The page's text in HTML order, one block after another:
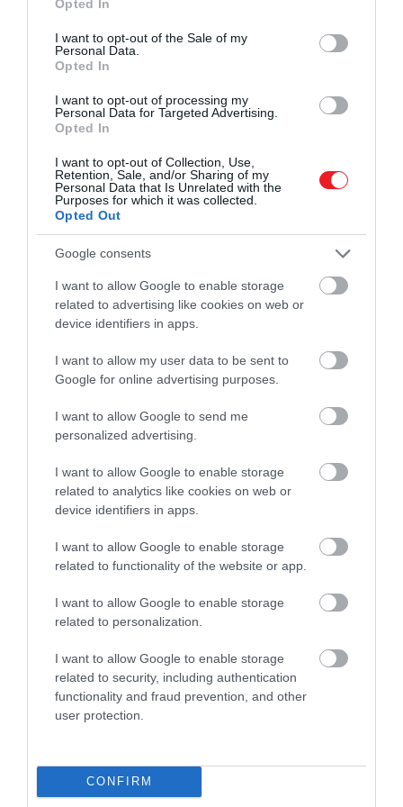
use your data for below specified purposes in below Google
consent section.
Opted In
I want to opt-out of the Sale of my
Personal Data.
Opted In
I want to opt-out of processing my
Personal Data for Targeted Advertising.
Opted In
I want to opt-out of Collection, Use,
Retention, Sale, and/or Sharing of my
Personal Data that Is Unrelated with the
Purposes for which it was collected.
Opted Out
Google consents
I want to allow Google to enable storage
related to advertising like cookies on web or
device identifiers in apps.
I want to allow my user data to be sent to
Google for online advertising purposes.
I want to allow Google to send me
personalized advertising.
I want to allow Google to enable storage
related to analytics like cookies on web or
device identifiers in apps.
I want to allow Google to enable storage
related to functionality of the website or app.
I want to allow Google to enable storage
related to personalization.
I want to allow Google to enable storage
related to security, including authentication
functionality and fraud prevention, and other
user protection.
CONFIRM
2024 februárjában komoly lélektani határt
lépett át a hazai albérletpiac: a KSH-
ingatlan.com-lakbérindex alapján a 2015-
ös árakhoz képest megduplázódtak az
nem volt ilyen súlyos a drágulás, a
fővárosban bérlők sincsenek könnyű
2024. MÁRCIUS 15. ● HAMU ÉS GYÉMÁNT
90 százalékkal nőtt az
albérletek ára Budapesten az
elmúlt…